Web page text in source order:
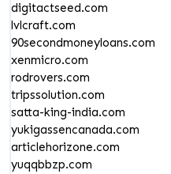
digitactseed.com
lvlcraft.com
90secondmoneyloans.com
xenmicro.com
rodrovers.com
tripssolution.com
satta-king-india.com
yukigassencanada.com
articlehorizone.com
yuqqbbzp.com